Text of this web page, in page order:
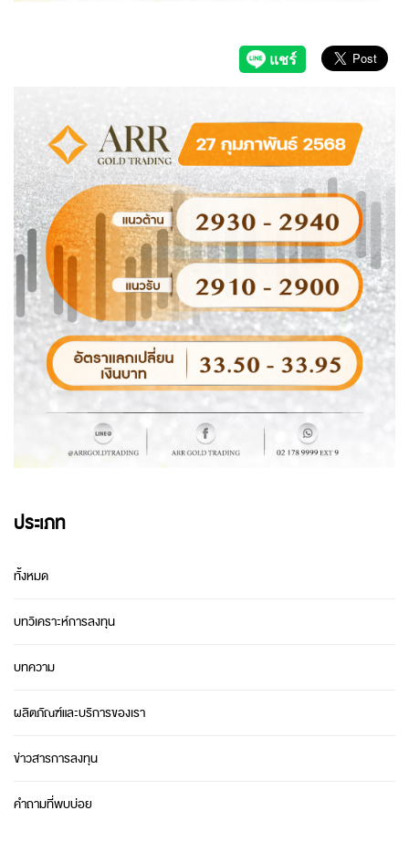
ประเภท
ทั้งหมด
บทวิเคราะห์การลงทุน
บทความ
ผลิตภัณฑ์และบริการของเรา
ข่าวสารการลงทุน
คำถามที่พบบ่อย